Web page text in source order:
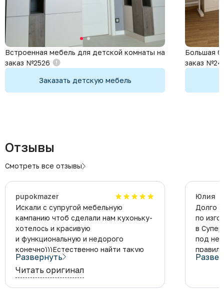
Встроенная мебель для детской комнаты на
заказ №2526
Заказать детскую мебель
Большая
заказ
Отзывы
Смотреть все отзывы
pupokmazer
Искали с супругой мебельную
кампанию чтоб сделали нам кухоньку-
хотелось и красивую
и функциональную и недорого
конечно)))Естественно найти такую
контору очень тяжело,но вот
знакомый на работе заказал кухню
в суперкомоде-остался доволен как
Развернуть
Читать оригинал
Юлия
Долго
по
в
под
и